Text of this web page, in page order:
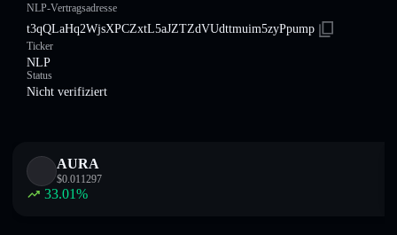
NLP-Vertragsadresse
t3qQLaHq2WjsXPCZxtL5aJZTZdVUdttmuim5zyPpump
Ticker
NLP
Status
Nicht verifiziert
AURA
$0.011297
33.01%